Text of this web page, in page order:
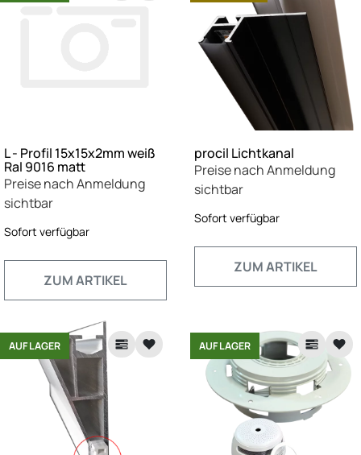
L - Profil 15x15x2mm weiß
Ral 9016 matt
Preise nach Anmeldung
sichtbar
Sofort verfügbar
ZUM ARTIKEL
procil Lichtkanal
Preise nach Anmeldung
sichtbar
Sofort verfügbar
ZUM ARTIKEL
AUF LAGER AUF LAGER